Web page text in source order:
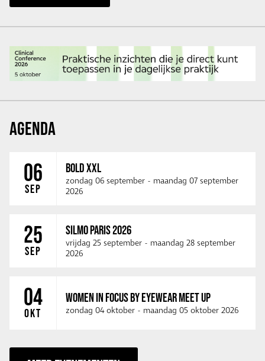
AGENDA
06
SEP
BOLD XXL
zondag 06 september - maandag 07 september
2026
25
SEP
SILMO PARIS 2026
vrijdag 25 september - maandag 28 september
2026
04
OKT
WOMEN IN FOCUS BY EYEWEAR MEET UP
zondag 04 oktober - maandag 05 oktober 2026